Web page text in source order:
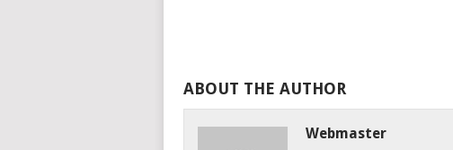
ABOUT THE AUTHOR
Webmaster